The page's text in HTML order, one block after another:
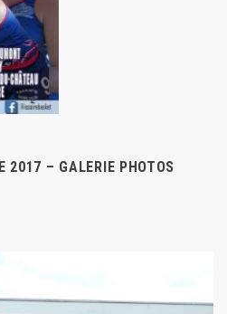
2017 – GALERIE PHOTOS